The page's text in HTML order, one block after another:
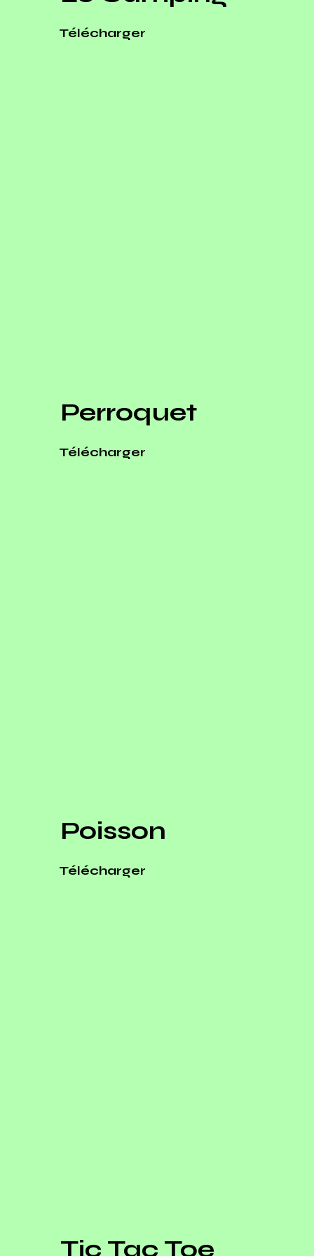
Télécharger
Perroquet
Télécharger
Poisson
Télécharger
Tic Tac Toe